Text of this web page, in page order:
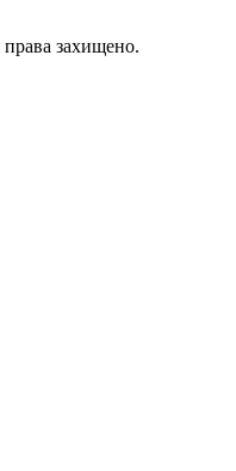
захищено.